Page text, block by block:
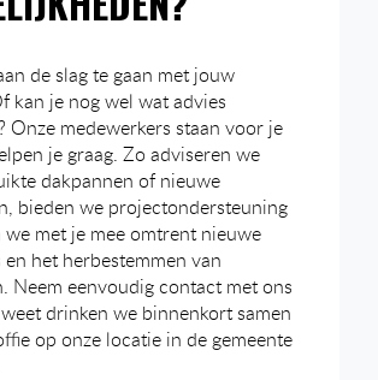
de slag te gaan met jouw
kan je nog wel wat advies
Onze medewerkers staan voor je
je graag. Zo adviseren we
dakpannen of nieuwe
bieden we projectondersteuning
we met je mee omtrent nieuwe
het herbestemmen van
Neem eenvoudig contact met ons
drinken we binnenkort samen
op onze locatie in de gemeente